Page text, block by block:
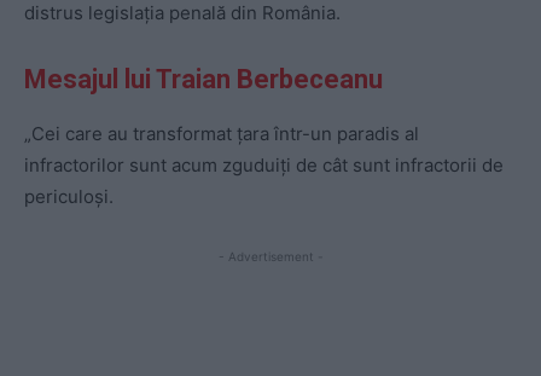
distrus legislația penală din România.
Mesajul lui Traian Berbeceanu
„Cei care au transformat țara într-un paradis al
infractorilor sunt acum zguduiți de cât sunt infractorii de
periculoși.
- Advertisement -